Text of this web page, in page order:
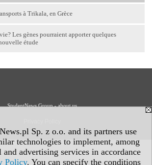
Sp. z o.o. and its partners use
technologies to implement, among
and advertising services in accordance
Policy. You can specify the conditions
à Trikala, en Grèce
Les gènes pourraient apporter quelques
étude
StudentNews Group - about us